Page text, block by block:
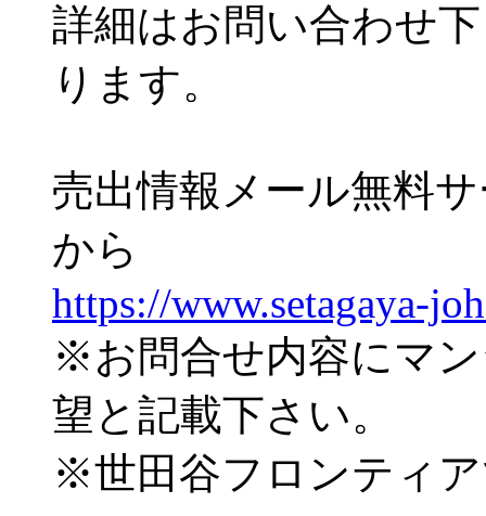
詳細はお問い合わせ
ります。
売出情報メール無料
から
https://www.setagaya-
※お問合せ内容にマ
望と記載下さい。
※世田谷フロンティ